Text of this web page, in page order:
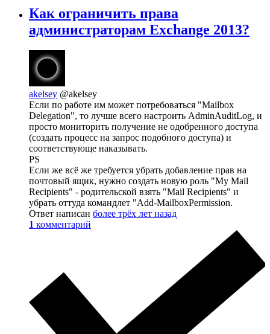
Как ограничить права
администраторам Exchange 2013?
akelsey @akelsey
Если по работе им может потребоваться "Mailbox
Delegation", то лучше всего настроить AdminAuditLog, и
просто мониторить получение не одобренного доступа
(создать процесс на запрос подобного доступа) и
соответствующе наказывать.
PS
Если же всё же требуется убрать добавление прав на
почтовый ящик, нужно создать новую роль "My Mail
Recipients" - родительской взять "Mail Recipients" и
убрать оттуда командлет "Add-MailboxPermission.
Ответ написан более трёх лет назад
1 комментарий